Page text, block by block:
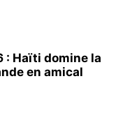
: Haïti domine la
en amical